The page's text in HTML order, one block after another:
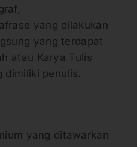
yang dilakukan
yang terdapat
atau Karya Tulis
dimiliki penulis.
yang ditawarkan